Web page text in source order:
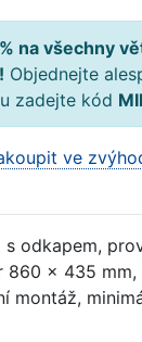
na všechny
Objednejte
zadejte kód
ve
odkapem,
860 x 435
montáž,